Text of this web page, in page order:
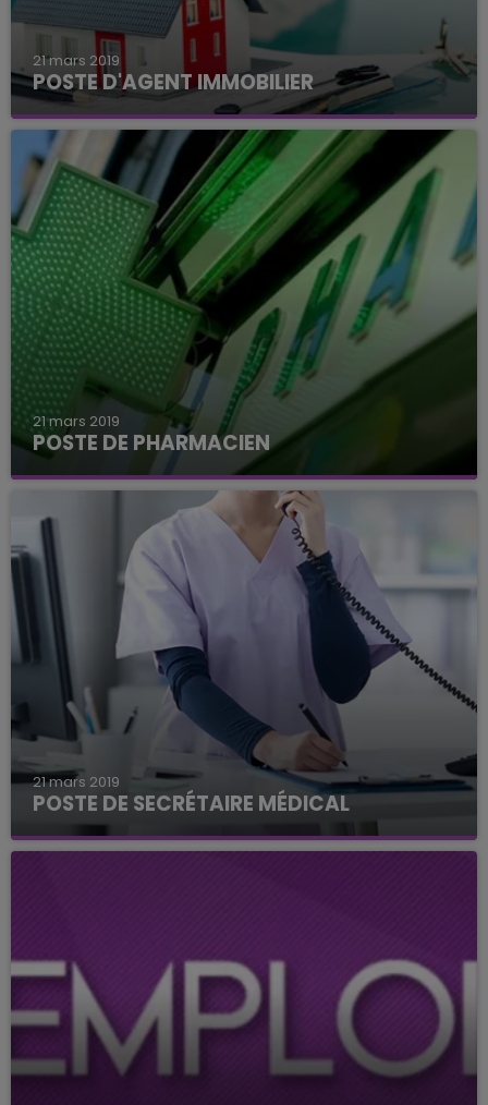
21 mars 2019
POSTE D'AGENT IMMOBILIER
21 mars 2019
POSTE DE PHARMACIEN
21 mars 2019
POSTE DE SECRÉTAIRE MÉDICAL